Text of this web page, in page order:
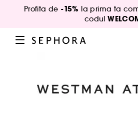
Profita de -15% la prima ta
codul